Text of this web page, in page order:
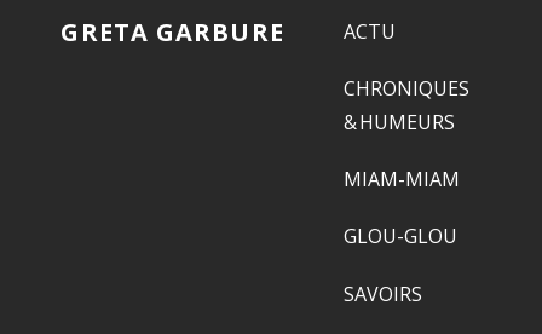
GRETA GARBURE ACTU
CHRONIQUES
& HUMEURS
MIAM-MIAM
GLOU-GLOU
SAVOIRS